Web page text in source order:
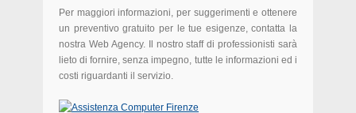
Per maggiori informazioni, per suggerimenti e ottenere
un preventivo gratuito per le tue esigenze, contatta la
nostra Web Agency.
Il nostro staff di professionisti sarà
lieto di fornire, senza impegno, tutte le informazioni ed i
costi riguardanti il servizio.